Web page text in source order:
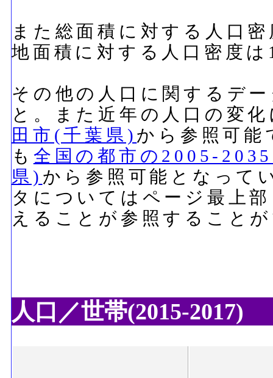
また総面積に対する人口
地面積に対する人口密度
その他の人口に関するデ
と。また近年の人口の変
田市(千葉県) から参照可能
も 全国の都市の2005-
県) から参照可能となって
タについてはページ最上
えることが参照すること
人口／世帯(2015-2017)